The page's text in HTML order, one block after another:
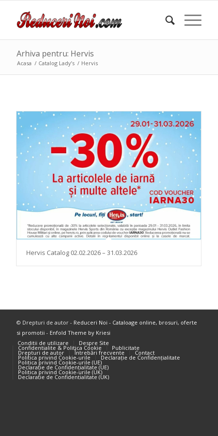
Arhiva pentru: Hervis
Acasa / Catalog Lady’s / Hervis
Hervis Catalog 02.02.2026 – 31.03.2026
© Drepturi de autor - Reduceri Noi - Cataloage online, brosuri, oferte
si promotii - Enfold Theme by Kriesi
Conditii de utilizare
Despre Site
Confidentialite & Politica Cookie Publicitate
Drepturi de autor Întrebări frecvente Contact
Politica privind Cookie-urile Declarație de Confidențialitate
Politica privind Cookie-urile (UE)
Declarație de Confidențialitate (UE)
Politica privind Cookie-urile (UK)
Declarație de Confidențialitate (UK)